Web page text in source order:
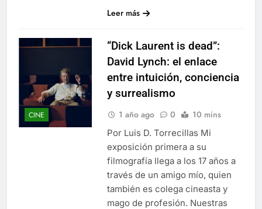
Leer más
CINE
“Dick Laurent is dead”:
David Lynch: el enlace
entre intuición, conciencia
y surrealismo
1 año ago 0 10 mins
Por Luis D. Torrecillas Mi
exposición primera a su
filmografía llega a los 17 años a
través de un amigo mío, quien
también es colega cineasta y
mago de profesión. Nuestras